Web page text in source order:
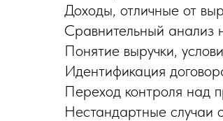
Доходы, отличные от
Сравнительный
Понятие выручки,
Идентификация
Переход контроля над
Нестандартные случаи